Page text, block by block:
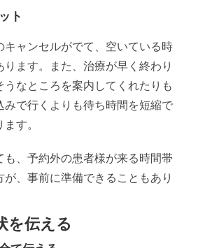
ト
キャンセルがでて、空いている時
ります。また、治療が早く終わり
うなところを案内してくれたりも
みで行くよりも待ち時間を短縮で
す。
も、予約外の患者様が来る時間帯
が、事前に準備できることもあり
を伝える